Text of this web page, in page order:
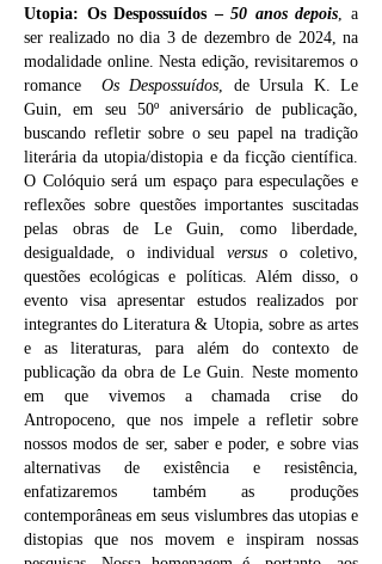
Utopia: Os Despossuídos –50 anos depois, a
ser realizado no dia 3 de dezembro de 2024, na
modalidade online. Nesta edição, revisitaremos o
romance Os Despossuídos, de Ursula K. Le
Guin, em seu 50º aniversário de publicação,
buscando refletir sobre o seu papel na tradição
literária da utopia/distopia e da ficção científica.
O Colóquio será um espaço para especulações e
reflexões sobre questões importantes suscitadas
pelas obras de Le Guin, como liberdade,
desigualdade, o individual versus o coletivo,
questões ecológicas e políticas. Além disso, o
evento visa apresentar estudos realizados por
integrantes do Literatura & Utopia, sobre as artes
e as literaturas, para além do contexto de
publicação da obra de Le Guin. Neste momento
em que vivemos a chamada crise do
Antropoceno, que nos impele a refletir sobre
nossos modos de ser, saber e poder, e sobre vias
alternativas de existência e resistência,
enfatizaremos também as produções
contemporâneas em seus vislumbres das utopias e
distopias que nos movem e inspiram nossas